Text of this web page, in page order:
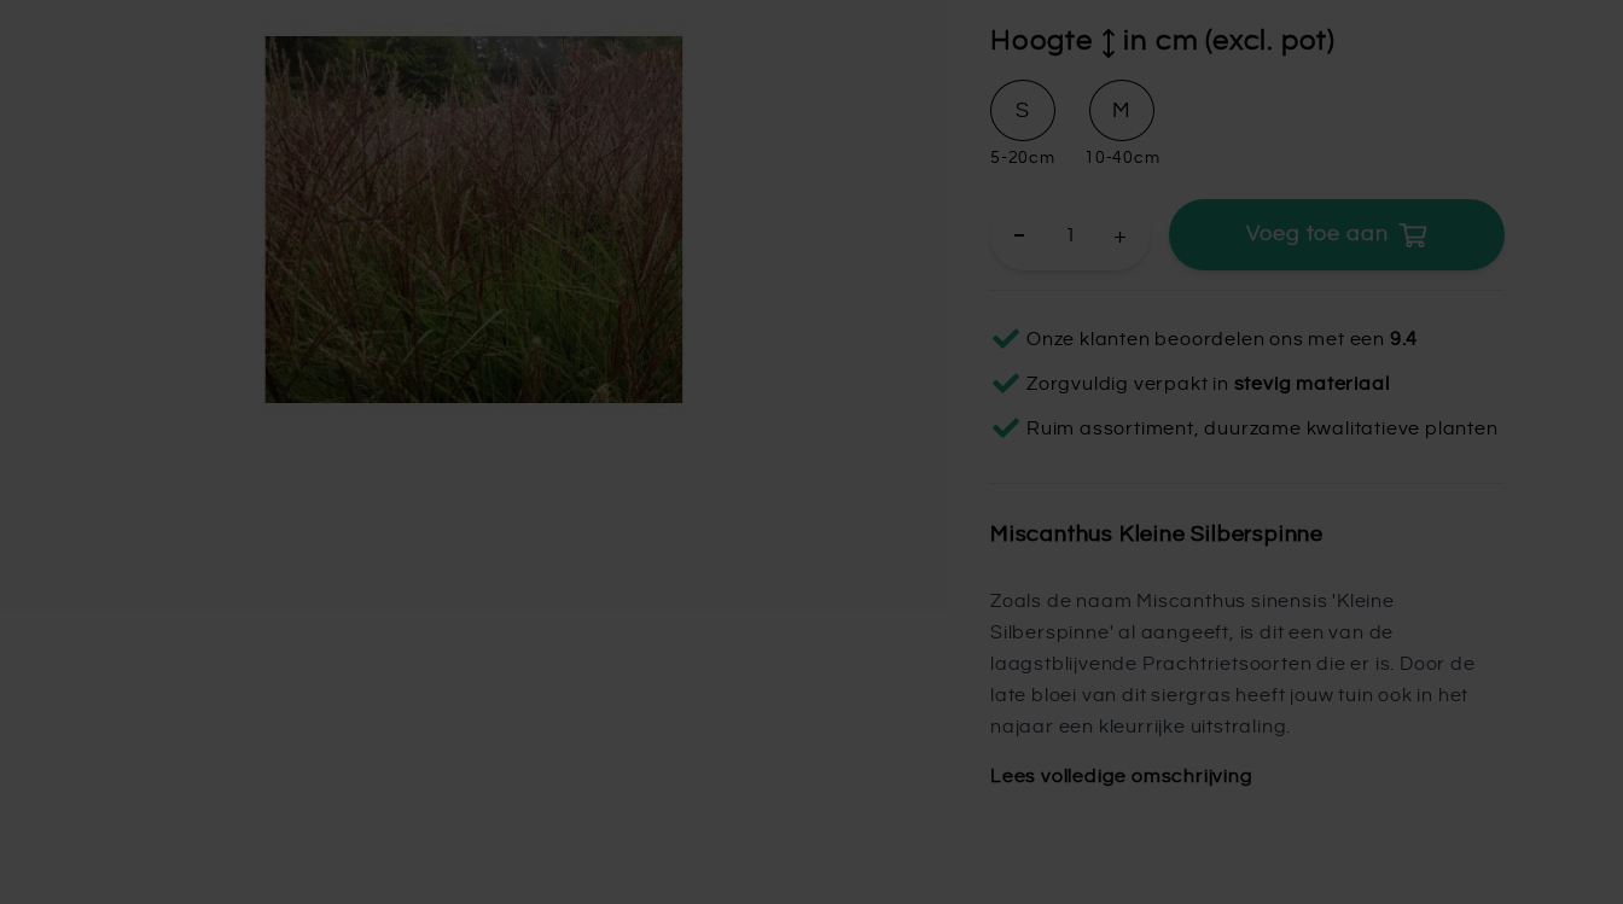
Hoogte in cm (excl. pot)
S
5-20cm
M
10-40cm
+ Voeg toe aan
Onze klanten beoordelen ons met een 9.4
Zorgvuldig verpakt in stevig materiaal
Ruim assortiment, duurzame kwalitatieve planten
Miscanthus Kleine Silberspinne
Zoals de naam Miscanthus sinensis 'Kleine
Silberspinne' al aangeeft, is dit een van de
laagstblijvende Prachtrietsoorten die er is. Door de
late bloei van dit siergras heeft jouw tuin ook in het
najaar een kleurrijke uitstraling.
Lees volledige omschrijving